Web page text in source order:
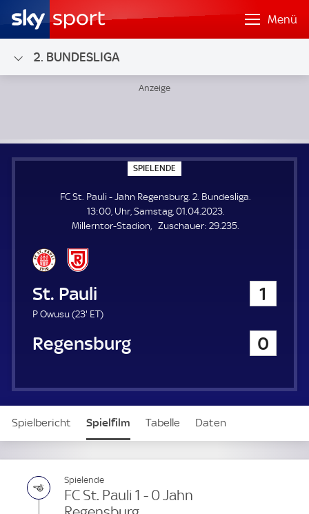
Menü
2. BUNDESLIGA
SPIELENDE
P
E
L
E
N
FC St. Pauli - Jahn Regensburg. 2. Bundesliga.
13:00, Uhr, Samstag, 01.04.2023.
Millerntor-Stadion
Zuschauer: Z
29.235.
FC St. Pauli 1
P Owusu (23'2
.
e
ETE
)
Jahn Regensburg 0
Spielbericht Spielfilm Tabelle Daten
Aufstellung
Spielende
FC St. Pauli 1 - 0 Jahn